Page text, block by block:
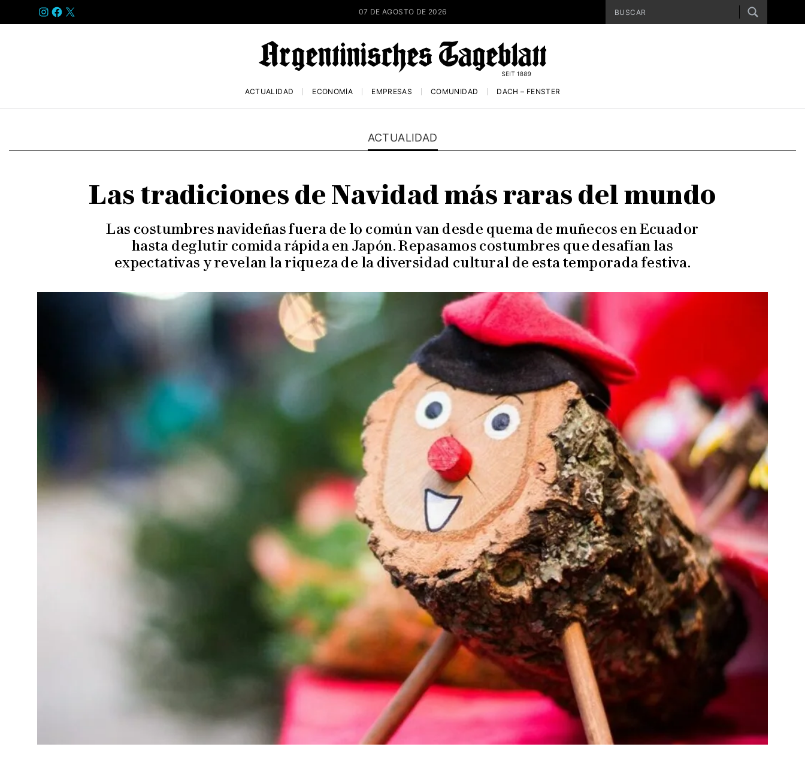
INSTAGRAM
FACEBOOK
X 07 DE AGOSTO DE 2026
ACTUALIDAD ECONOMÍA EMPRESAS COMUNIDAD DACH – FENSTER
ACTUALIDAD
Las tradiciones de Navidad más raras del mundo
Las costumbres navideñas fuera de lo común van desde quema de muñecos en Ecuador
hasta deglutir comida rápida en Japón. Repasamos costumbres que desafían las
expectativas y revelan la riqueza de la diversidad cultural de esta temporada festiva.